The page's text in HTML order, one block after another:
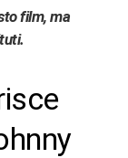
film, ma